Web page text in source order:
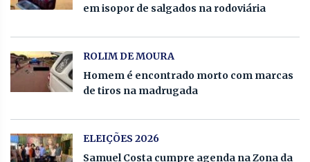
em isopor de salgados na rodoviária
ROLIM DE MOURA
Homem é encontrado morto com marcas
de tiros na madrugada
ELEIÇÕES 2026
Samuel Costa cumpre agenda na Zona da